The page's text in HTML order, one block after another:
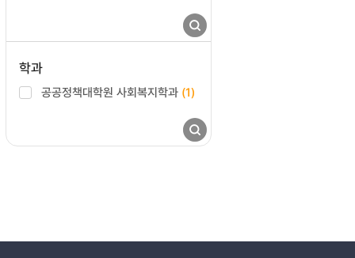
학과
공공정책대학원 사회복지학과 (1)